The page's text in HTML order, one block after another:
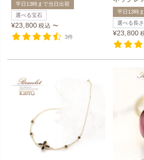
平日13時まで当日出荷
選べる宝石
¥23,800 税込 〜
3件
平日13時
選べる長さ
¥23,800